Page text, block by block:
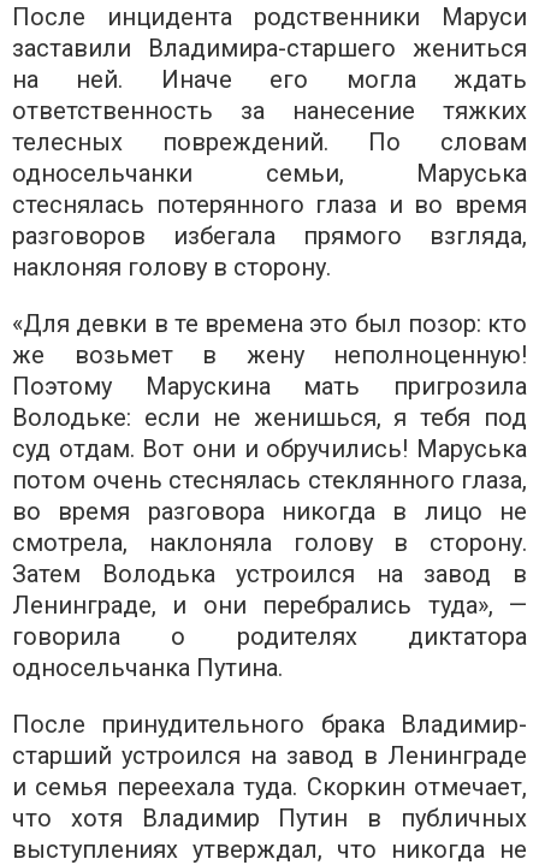
После инцидента родственники Маруси
заставили Владимира-старшего жениться
на ней. Иначе его могла ждать
ответственность за нанесение тяжких
телесных повреждений. По словам
односельчанки семьи, Маруська
стеснялась потерянного глаза и во время
разговоров избегала прямого взгляда,
наклоняя голову в сторону.
«Для девки в те времена это был позор: кто
же возьмет в жену неполноценную!
Поэтому Марускина мать пригрозила
Володьке: если не женишься, я тебя под
суд отдам. Вот они и обручились! Маруська
потом очень стеснялась стеклянного глаза,
во время разговора никогда в лицо не
смотрела, наклоняла голову в сторону.
Затем Володька устроился на завод в
Ленинграде, и они перебрались туда», —
говорила о родителях диктатора
односельчанка Путина.
После принудительного брака Владимир-
старший устроился на завод в Ленинграде
и семья переехала туда. Скоркин отмечает,
что хотя Владимир Путин в публичных
выступлениях утверждал, что никогда не